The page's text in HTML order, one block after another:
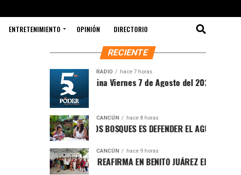
ENTRETENIMIENTO OPINIÓN DIRECTORIO
RECIENTE
RADIO hace 7 horas
Sintesis Matutina Viernes 7 de Agosto del 2026
CANCÚN hace 8 horas
PROTEGER LOS BOSQUES ES DEFENDER EL AGUA Y EL
CANCÚN hace 9 horas
RAFA MARÍN REAFIRMA EN BENITO JUÁREZ EL LLAMADO A